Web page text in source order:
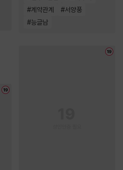
#계약관계 #서양풍
#능글남